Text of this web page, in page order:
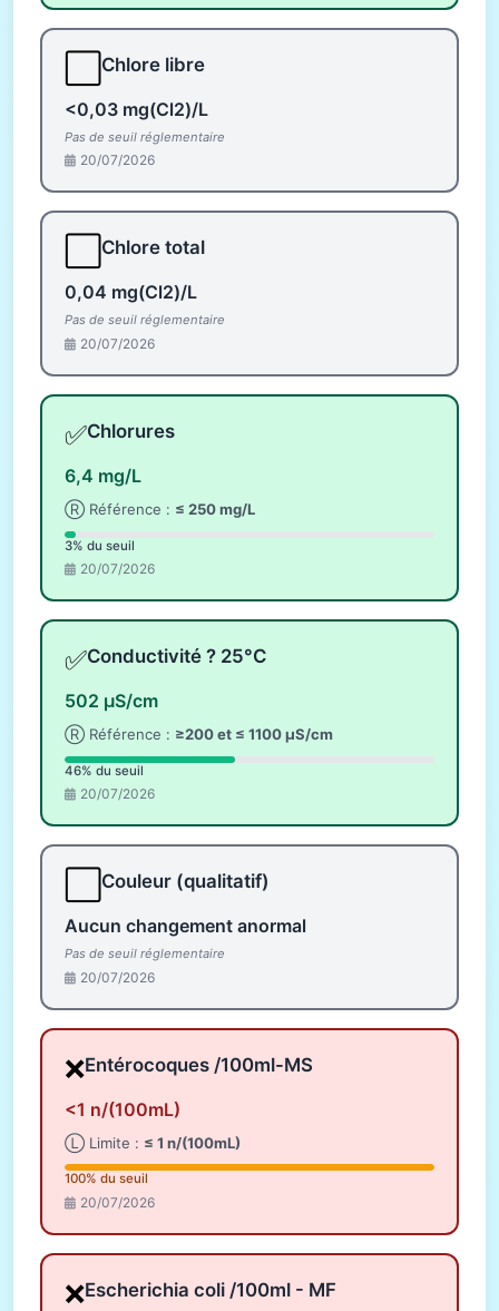
Chlore libre
<0,03 mg(Cl2)/L
Pas de seuil réglementaire
20/07/2026
Chlore total
0,04 mg(Cl2)/L
Pas de seuil réglementaire
20/07/2026
✅Chlorures
6,4 mg/L
Ⓡ Référence : ≤ 250 mg/L
3% du seuil
20/07/2026
✅Conductivité ? 25°C
502 µS/cm
Ⓡ Référence : ≥200 et ≤ 1100 µS/cm
46% du seuil
20/07/2026
Couleur (qualitatif)
Aucun changement anormal
Pas de seuil réglementaire
20/07/2026
❌Entérocoques /100ml-MS
<1 n/(100mL)
Ⓛ Limite : ≤ 1 n/(100mL)
100% du seuil
20/07/2026
❌Escherichia coli /100ml - MF